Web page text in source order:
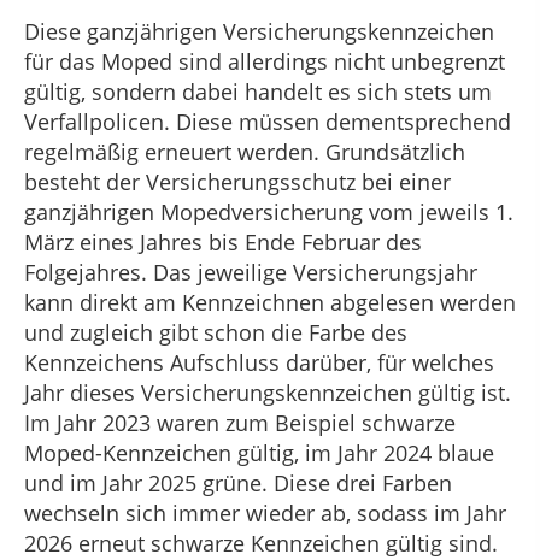
Diese ganzjährigen Versicherungskennzeichen
für das Moped sind allerdings nicht unbegrenzt
gültig, sondern dabei handelt es sich stets um
Verfallpolicen. Diese müssen dementsprechend
regelmäßig erneuert werden. Grundsätzlich
besteht der Versicherungsschutz bei einer
ganzjährigen Mopedversicherung vom jeweils 1.
März eines Jahres bis Ende Februar des
Folgejahres. Das jeweilige Versicherungsjahr
kann direkt am Kennzeichnen abgelesen werden
und zugleich gibt schon die Farbe des
Kennzeichens Aufschluss darüber, für welches
Jahr dieses Versicherungskennzeichen gültig ist.
Im Jahr 2023 waren zum Beispiel schwarze
Moped-Kennzeichen gültig, im Jahr 2024 blaue
und im Jahr 2025 grüne. Diese drei Farben
wechseln sich immer wieder ab, sodass im Jahr
2026 erneut schwarze Kennzeichen gültig sind.